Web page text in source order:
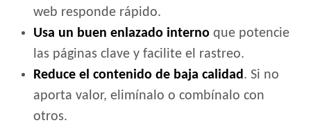
web responde rápido.
Usa un buen enlazado interno que potencie
las páginas clave y facilite el rastreo.
Reduce el contenido de baja calidad. Si no
aporta valor, elimínalo o combínalo con
otros.